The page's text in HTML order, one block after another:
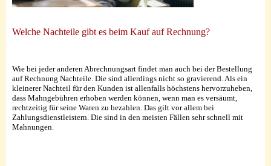
Welche Nachteile gibt es beim Kauf auf Rechnung?
Wie bei jeder anderen Abrechnungsart findet man auch bei der Bestellung
auf Rechnung Nachteile. Die sind allerdings nicht so gravierend. Als ein
kleinerer Nachteil für den Kunden ist allenfalls höchstens hervorzuheben,
dass Mahngebühren erhoben werden können, wenn man es versäumt,
rechtzeitig für seine Waren zu bezahlen. Das gilt vor allem bei
Zahlungsdienstleistern. Die sind in den meisten Fällen sehr schnell mit
Mahnungen.